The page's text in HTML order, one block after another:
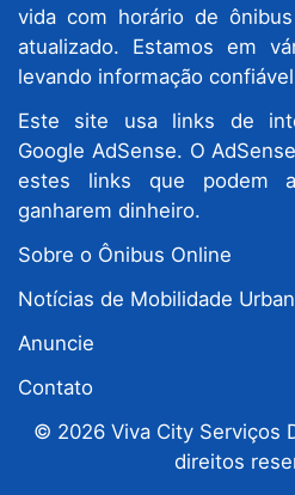
vida com horário de
atualizado. Estamos em
levando informação
Este site usa links de
Google AdSense. O
estes links que podem
ganharem dinheiro.
Sobre o Ônibus Online
Notícias de Mobilidade
Anuncie
Contato
© 2026 Viva City Serviços
direitos